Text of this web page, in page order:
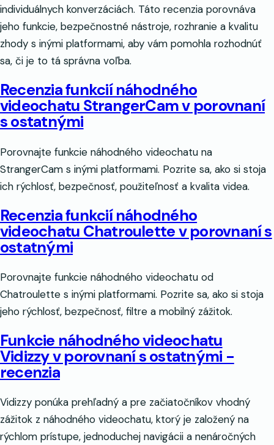
individuálnych konverzáciách. Táto recenzia porovnáva
jeho funkcie, bezpečnostné nástroje, rozhranie a kvalitu
zhody s inými platformami, aby vám pomohla rozhodnúť
sa, či je to tá správna voľba.
Recenzia funkcií náhodného
videochatu StrangerCam v porovnaní
s ostatnými
Porovnajte funkcie náhodného videochatu na
StrangerCam s inými platformami. Pozrite sa, ako si stoja
ich rýchlosť, bezpečnosť, použiteľnosť a kvalita videa.
Recenzia funkcií náhodného
videochatu Chatroulette v porovnaní s
ostatnými
Porovnajte funkcie náhodného videochatu od
Chatroulette s inými platformami. Pozrite sa, ako si stoja
jeho rýchlosť, bezpečnosť, filtre a mobilný zážitok.
Funkcie náhodného videochatu
Vidizzy v porovnaní s ostatnými -
recenzia
Vidizzy ponúka prehľadný a pre začiatočníkov vhodný
zážitok z náhodného videochatu, ktorý je založený na
rýchlom prístupe, jednoduchej navigácii a nenáročných